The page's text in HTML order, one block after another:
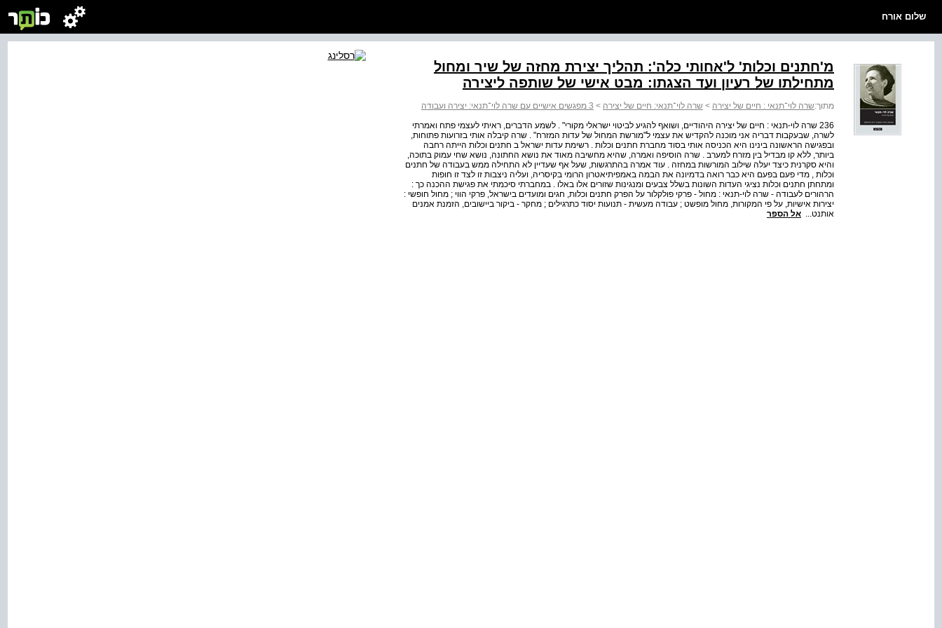
שלום אורח
מ'חתנים וכלות' ל'אחותי כלה': תהליך יצירת מחזה של שיר ומחול
מתחילתו של רעיון ועד הצגתו: מבט אישי של שותפה ליצירה
מתוך:שרה לוי־תנאי : חיים של יצירה > שרה לוי־תנאי: חיים של יצירה > 3 מפגשים אישיים עם שרה לוי־תנאי: יצירה ועבודה
236 שרה לוי-תנאי : חיים של יצירה היהודיים, ושואף להגיע לביטוי ישראלי מקורי" . לשמע הדברים, ראיתי לעצמי פתח ואמרתי
לשרה, שבעקבות דבריה אני מוכנה להקדיש את עצמי ל"מורשת המחול של עדות המזרח" . שרה קיבלה אותי בזרועות פתוחות,
ובפגישה הראשונה בינינו היא הכניסה אותי בסוד מחברת חתנים וכלות . רשימת עדות ישראל ב חתנים וכלות הייתה רחבה
ביותר, ללא קו מבדיל בין מזרח למערב . שרה הוסיפה ואמרה, שהיא מחשיבה מאוד את נושא החתונה, נושא שחי עמוק בתוכה,
והיא סקרנית כיצד יעלה שילוב המורשות במחזה . עוד אמרה בהתרגשות, שעל אף שעדיין לא התחילה ממש בעבודה של חתנים
וכלות , מדי פעם בפעם היא כבר רואה בדמיונה את הבמה באמפיתיאטרון הרומי בקיסריה, ועליה ניצבות זו לצד זו חופות
ומתחתן חתנים וכלות נציגי העדות השונות בשלל צבעים ומנגינות שזורים אלו באלו . במחברתי סיכמתי את פגישת ההכנה כך :
הרהורים לעבודה - שרה לוי-תנאי : מחול - פרקי פולקלור על הפרק חתנים וכלות, חגים ומועדים בישראל, פרקי הווי ; מחול חופשי :
יצירות אישיות, על פי המקורות, מחול מופשט ; עבודה מעשית - תנועות יסוד כתרגילים ; מחקר - ביקור ביישובים, הזמנת אמנים
אותנט... אל הספר